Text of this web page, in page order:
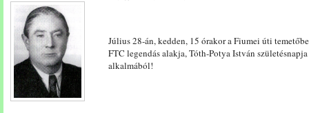
Július 28-án, kedden, 15 órakor a Fiumei úti
FTC legendás alakja, Tóth-Potya István
alkalmából!